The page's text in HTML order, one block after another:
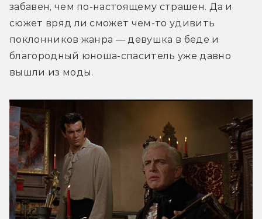
забавен, чем по-настоящему страшен. Да и
сюжет вряд ли сможет чем-то удивить
поклонников жанра — девушка в беде и
благородный юноша-спаситель уже давно
вышли из моды.